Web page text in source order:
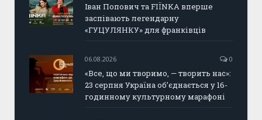
Іван Попович та FIÏNKA вперше
заспівають легендарну
«ГУЦУЛЯНКУ» для франківців
06.08.2026 0
«Все, що ми творимо, — творить нас»:
23 серпня Україна об’єднається у 16-
годинному культурному марафоні